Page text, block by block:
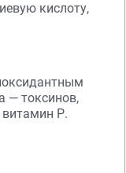
кислоту,
— токсинов,
Р.